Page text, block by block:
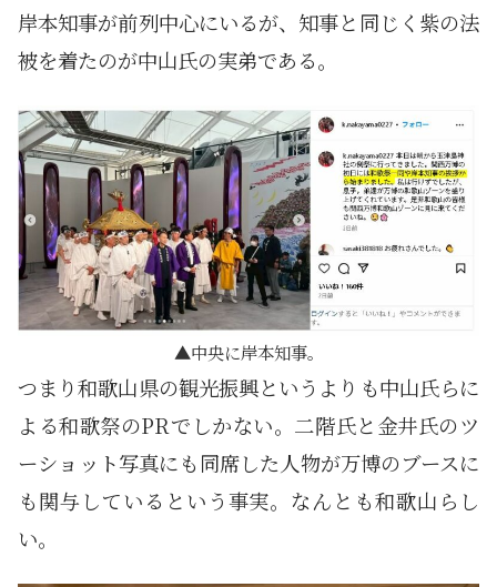
岸本知事が前列中心にいるが、知事と同じく紫の法
被を着たのが中山氏の実弟である。
中央に岸本知事。
つまり和歌山県の観光振興というよりも中山氏らに
よる和歌祭のPRでしかない。二階氏と金井氏のツ
ーショット写真にも同席した人物が万博のブースに
も関与しているという事実。なんとも和歌山らし
い。